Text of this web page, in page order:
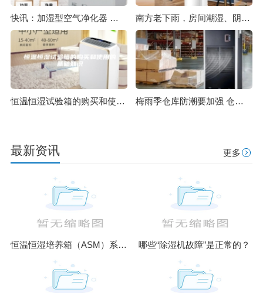
快讯：加湿型空气净化器 日商启动“防毒之战” 南方老下雨，房间潮湿、阴冷怎么办？
恒温恒湿试验箱的购买和使用的基础知识 梅雨季仓库防潮要加强 仓库防潮机
最新资讯 更多
恒温恒湿培养箱（ASM）系列升级款 哪些“除湿机故障”是正常的？